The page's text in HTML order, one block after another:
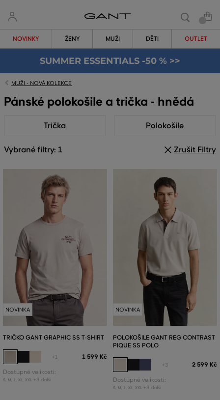
NOVINKY ŽENY MUŽI DĚTI OUTLET
SUMMER ESSENTIALS -50 % >>
MUŽI - NOVÁ KOLEKCE
Pánské polokošile a trička - hnědá
Trička Polokošile
Vybrané filtry: 1 Zrušit Filtry
NOVINKA
TRIČKO GANT GRAPHIC SS T-SHIRT
+1 1 599 Kč
Dostupné velikosti:
S, M L XL XXL +3 další
NOVINKA
POLOKOŠILE GANT REG CONTRAST
PIQUE SS POLO
+3 2 599 Kč
Dostupné velikosti:
S, M L XL XXL +3 další